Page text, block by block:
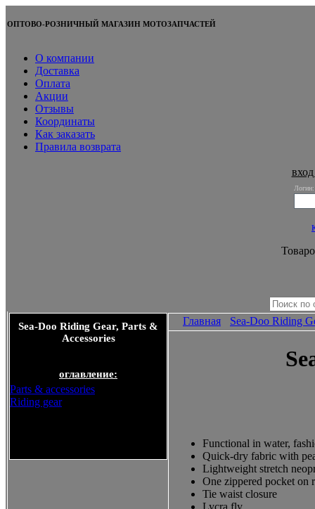
ОПТОВО-РОЗНИЧНЫЙ МАГАЗИН МОТОЗАПЧАСТЕЙ
О компании
Доставка
Оплата
Акции
Отзывы
Координаты
Как заказать
Правила возврата
Логин:
Sea-Doo Riding Gear, Parts &
Accessories
оглавление:
Parts & accessories
Riding gear
Главная Sea-Doo Riding
Functional in water,
Quick-dry fabric with
Lightweight stretch
One zippered pocket on
Tie waist closure
Lycra fly